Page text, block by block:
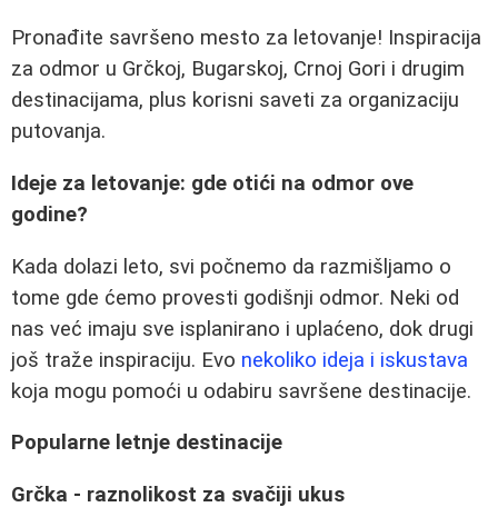
Pronađite savršeno mesto za letovanje! Inspiracija
za odmor u Grčkoj, Bugarskoj, Crnoj Gori i drugim
destinacijama, plus korisni saveti za organizaciju
putovanja.
Ideje za letovanje: gde otići na odmor ove
godine?
Kada dolazi leto, svi počnemo da razmišljamo o
tome gde ćemo provesti godišnji odmor. Neki od
nas već imaju sve isplanirano i uplaćeno, dok drugi
još traže inspiraciju. Evo nekoliko ideja i iskustava
koja mogu pomoći u odabiru savršene destinacije.
Popularne letnje destinacije
Grčka - raznolikost za svačiji ukus